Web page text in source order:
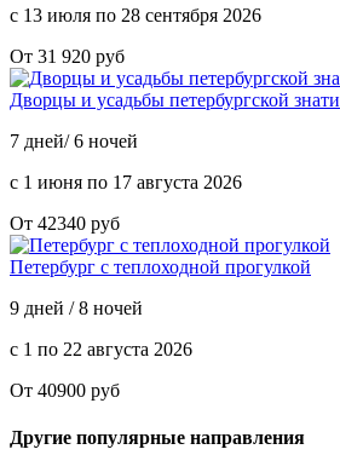
с 13 июля по 28 сентября 2026
От 31 920 руб
Дворцы и усадьбы петербургской знати
7 дней/ 6 ночей
с 1 июня по 17 августа 2026
От 42340 руб
Петербург с теплоходной прогулкой
9 дней / 8 ночей
с 1 по 22 августа 2026
От 40900 руб
Другие популярные направления